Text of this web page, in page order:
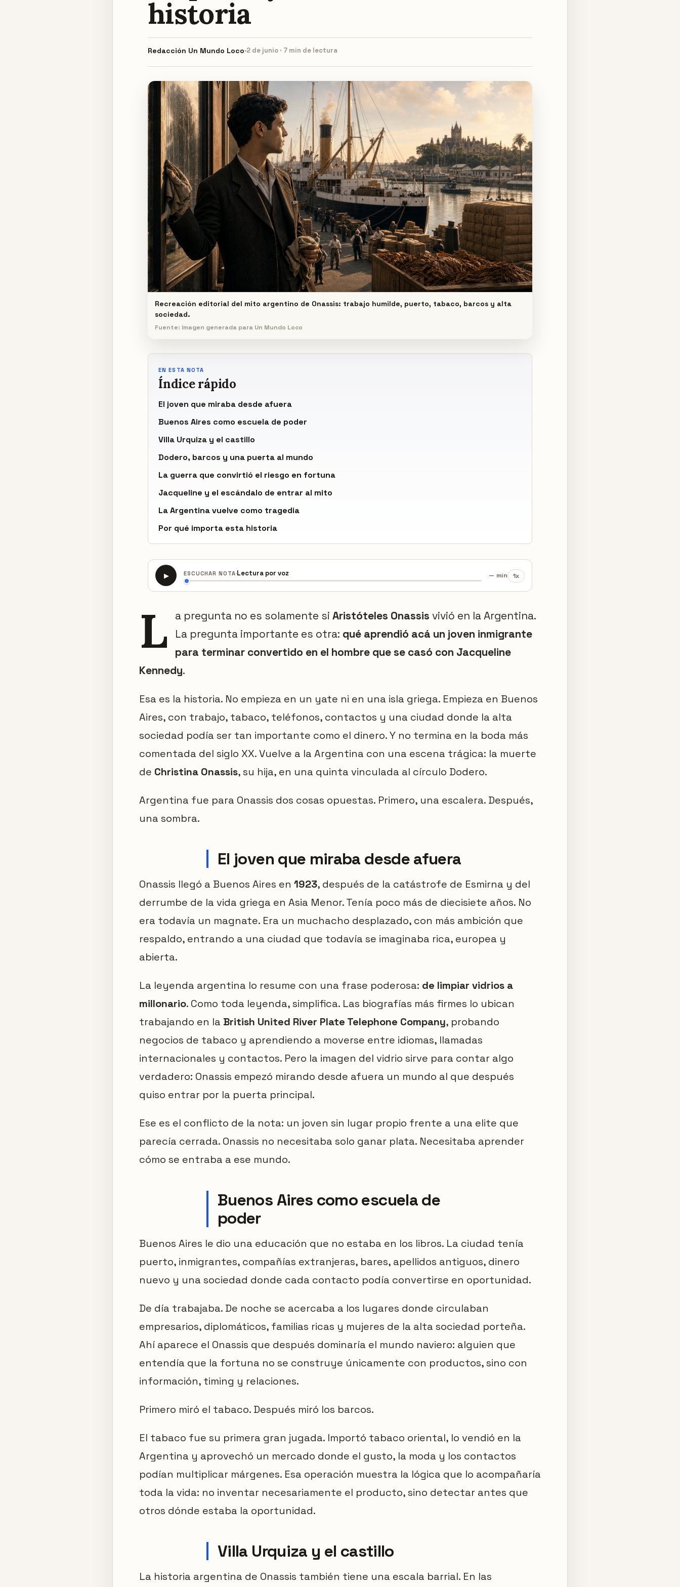
historia
Redacción Un Mundo Loco·2 de junio · 7 min de lectura
Recreación editorial del mito argentino de Onassis: trabajo humilde, puerto, tabaco, barcos y alta
sociedad.
Fuente: Imagen generada para Un Mundo Loco
EN ESTA NOTA
Índice rápido
El joven que miraba desde afuera
Buenos Aires como escuela de poder
Villa Urquiza y el castillo
Dodero, barcos y una puerta al mundo
La guerra que convirtió el riesgo en fortuna
Jacqueline y el escándalo de entrar al mito
La Argentina vuelve como tragedia
Por qué importa esta historia
▶ ESCUCHAR NOTA·Lectura por voz — min 1x
L a pregunta no es solamente si Aristóteles Onassis vivió en la Argentina.
La pregunta importante es otra: qué aprendió acá un joven inmigrante
para terminar convertido en el hombre que se casó con Jacqueline
Kennedy.
Esa es la historia. No empieza en un yate ni en una isla griega. Empieza en Buenos
Aires, con trabajo, tabaco, teléfonos, contactos y una ciudad donde la alta
sociedad podía ser tan importante como el dinero. Y no termina en la boda más
comentada del siglo XX. Vuelve a la Argentina con una escena trágica: la muerte
de Christina Onassis, su hija, en una quinta vinculada al círculo Dodero.
Argentina fue para Onassis dos cosas opuestas. Primero, una escalera. Después,
una sombra.
El joven que miraba desde afuera
Onassis llegó a Buenos Aires en 1923, después de la catástrofe de Esmirna y del
derrumbe de la vida griega en Asia Menor. Tenía poco más de diecisiete años. No
era todavía un magnate. Era un muchacho desplazado, con más ambición que
respaldo, entrando a una ciudad que todavía se imaginaba rica, europea y
abierta.
La leyenda argentina lo resume con una frase poderosa: de limpiar vidrios a
millonario. Como toda leyenda, simplifica. Las biografías más firmes lo ubican
trabajando en la British United River Plate Telephone Company, probando
negocios de tabaco y aprendiendo a moverse entre idiomas, llamadas
internacionales y contactos. Pero la imagen del vidrio sirve para contar algo
verdadero: Onassis empezó mirando desde afuera un mundo al que después
quiso entrar por la puerta principal.
Ese es el conflicto de la nota: un joven sin lugar propio frente a una elite que
parecía cerrada. Onassis no necesitaba solo ganar plata. Necesitaba aprender
cómo se entraba a ese mundo.
Buenos Aires como escuela de
poder
Buenos Aires le dio una educación que no estaba en los libros. La ciudad tenía
puerto, inmigrantes, compañías extranjeras, bares, apellidos antiguos, dinero
nuevo y una sociedad donde cada contacto podía convertirse en oportunidad.
De día trabajaba. De noche se acercaba a los lugares donde circulaban
empresarios, diplomáticos, familias ricas y mujeres de la alta sociedad porteña.
Ahí aparece el Onassis que después dominaría el mundo naviero: alguien que
entendía que la fortuna no se construye únicamente con productos, sino con
información, timing y relaciones.
Primero miró el tabaco. Después miró los barcos.
El tabaco fue su primera gran jugada. Importó tabaco oriental, lo vendió en la
Argentina y aprovechó un mercado donde el gusto, la moda y los contactos
podían multiplicar márgenes. Esa operación muestra la lógica que lo acompañaría
toda la vida: no inventar necesariamente el producto, sino detectar antes que
otros dónde estaba la oportunidad.
Villa Urquiza y el castillo
La historia argentina de Onassis también tiene una escala barrial. En las